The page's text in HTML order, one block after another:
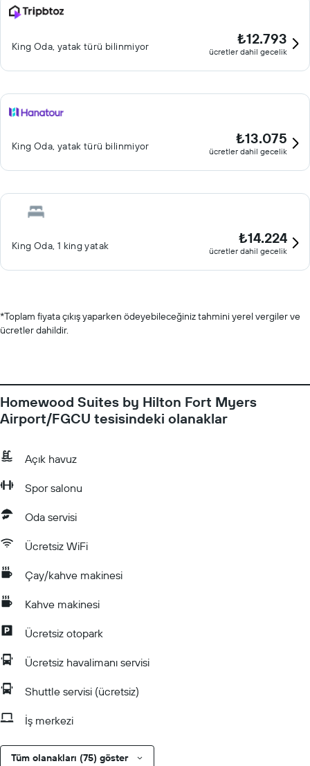
King Oda, yatak türü bilinmiyor ₺12.793
ücretler dahil gecelik
King Oda, yatak türü bilinmiyor ₺13.075
ücretler dahil gecelik
King Oda, 1 king yatak ₺14.224
ücretler dahil gecelik
*Toplam fiyata çıkış yaparken ödeyebileceğiniz tahmini yerel vergiler ve
ücretler dahildir.
Homewood Suites by Hilton Fort Myers
Airport/FGCU tesisindeki olanaklar
Açık havuz
Spor salonu
Oda servisi
Ücretsiz WiFi
Çay/kahve makinesi
Kahve makinesi
Ücretsiz otopark
Ücretsiz havalimanı servisi
Shuttle servisi (ücretsiz)
İş merkezi
Tüm olanakları (75) göster